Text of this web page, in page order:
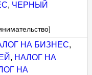
, ЧЕРНЫЙ
НА БИЗНЕС,
, НАЛОГ НА
НА